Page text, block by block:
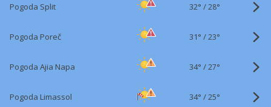
Pogoda Split 32° /28°
Pogoda Poreč 31° /23°
Pogoda Ajia Napa 34° /27°
Pogoda Limassol 34° /25°